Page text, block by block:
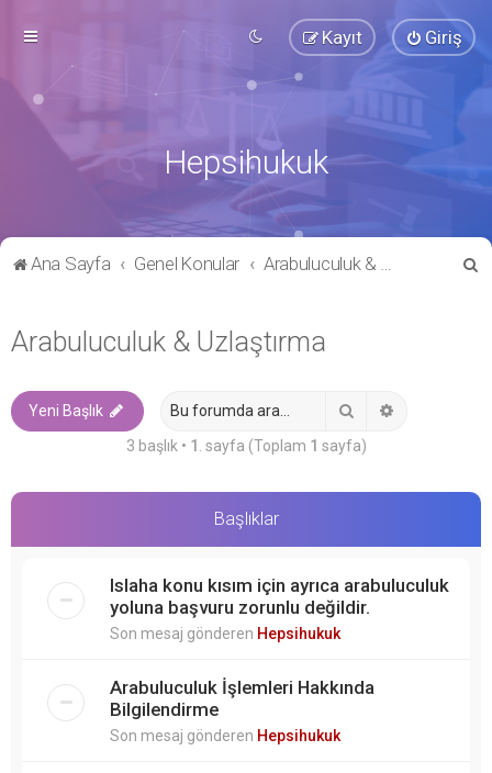
Giriş
Kayıt
Hepsihukuk
Ana Sayfa Genel Konular Arabuluculuk & Uzlaştırma
Arabuluculuk & Uzlaştırma
Yeni Başlık
3 başlık • 1 . sayfa (Toplam 1 sayfa)
Başlıklar
Islaha konu kısım için ayrıca arabuluculuk
yoluna başvuru zorunlu değildir.
Son mesaj gönderen Hepsihukuk
Arabuluculuk İşlemleri Hakkında
Bilgilendirme
Son mesaj gönderen Hepsihukuk